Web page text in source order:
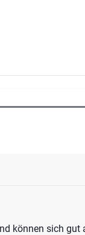
können sich gut